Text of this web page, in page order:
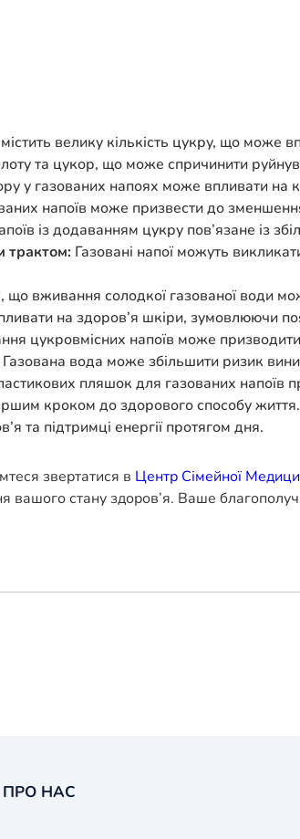
велику кількість цукру, що може
та цукор, що може спричинити
у газованих напоях може впливати на
напоїв може призвести до
із додаванням цукру пов’язане із
трактом: Газовані напої можуть
вживання солодкої газованої води
на здоров’я шкіри, зумовлюючи
цукровмісних напоїв може
Газована вода може збільшити ризик
пляшок для газованих
кроком до здорового способу
та підтримці енергії протягом дня.
звертатися в Центр Сімейної
вашого стану здоров’я. Ваше
ПРО НАС